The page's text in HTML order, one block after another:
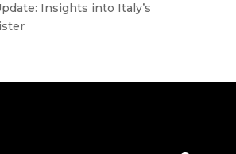
Insights into Italy’s